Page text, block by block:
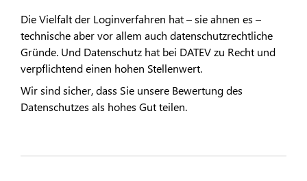
Die Vielfalt der Loginverfahren hat – sie ahnen es –
technische aber vor allem auch datenschutzrechtliche
Gründe. Und Datenschutz hat bei DATEV zu Recht und
verpflichtend einen hohen Stellenwert.
Wir sind sicher, dass Sie unsere Bewertung des
Datenschutzes als hohes Gut teilen.